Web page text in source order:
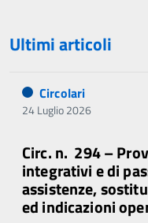
Ultimi articoli
Circolari
24 Luglio 2026
Circ. n. 294 –
integrativi e di
assistenze,
ed indicazioni